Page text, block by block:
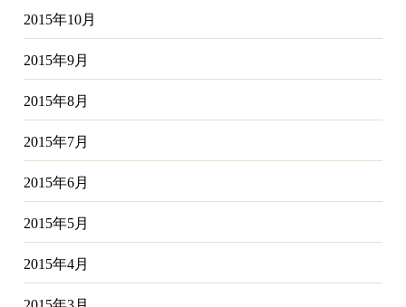
2015年10月
2015年9月
2015年8月
2015年7月
2015年6月
2015年5月
2015年4月